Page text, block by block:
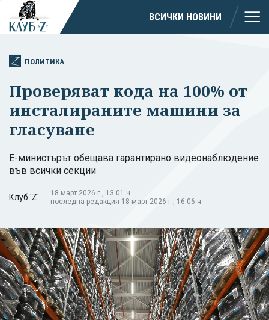
ВСИЧКИ НОВИНИ
ПОЛИТИКА
Проверяват кода на 100% от
инсталираните машини за
гласуване
Е-министърът обещава гарантирано видеонаблюдение
във всички секции
Клуб 'Z'
18 март 2026 г., 13:01 ч.
последна редакция 18 март 2026 г., 16:06 ч.